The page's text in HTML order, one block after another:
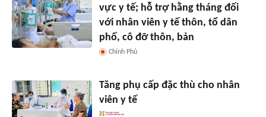
vực y tế; hỗ trợ hằng tháng đối
với nhân viên y tế thôn, tổ dân
phố, cô đỡ thôn, bản
Chính Phủ
Tăng phụ cấp đặc thù cho nhân
viên y tế